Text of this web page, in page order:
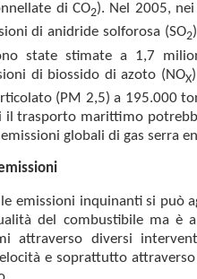
di CO2). Nel 2005,
di anidride solforosa (SO2
state stimate a 1,7
di biossido di azoto (NOX
(PM 2,5) a 195.000
il trasporto marittimo
globali di gas serra
emissioni inquinanti si può
del combustibile ma è
attraverso diversi
e soprattutto